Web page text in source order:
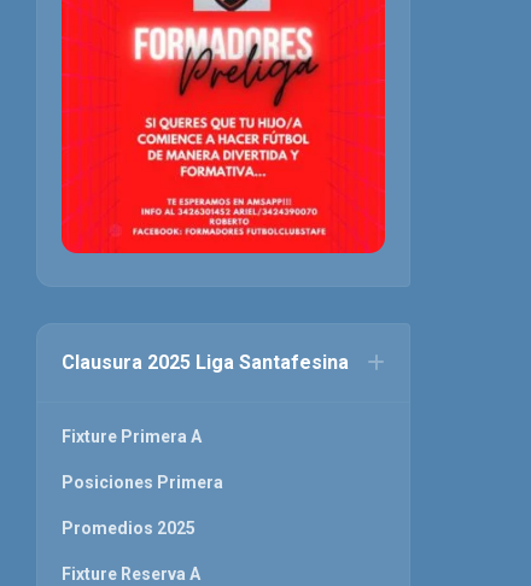
Clausura 2025 Liga Santafesina
Fixture Primera A
Posiciones Primera
Promedios 2025
Fixture Reserva A